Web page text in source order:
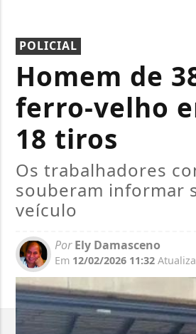
POLICIAL
Homem de
ferro-velho
18 tiros
Os trabalhadores
souberam informar
veículo
PorEly Damasceno
Em 12/02/2026 11:32